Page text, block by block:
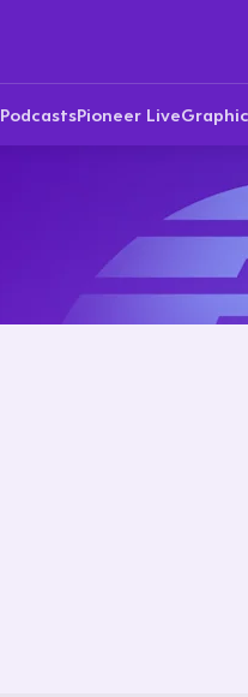
PodcastsPioneer Live